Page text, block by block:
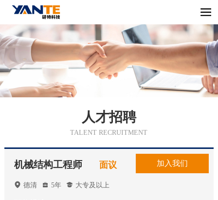
人才招聘
TALENT RECRUITMENT
机械结构工程师 面议
 德清  5年  大专及以上
加入我们